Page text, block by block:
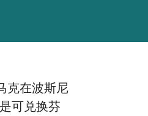
克在波斯尼
可兑换芬